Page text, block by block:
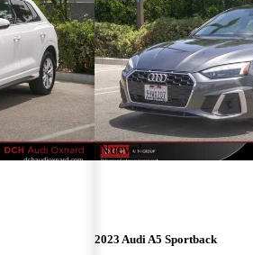
¡Nuevo!
2023 Audi A5 Sportback